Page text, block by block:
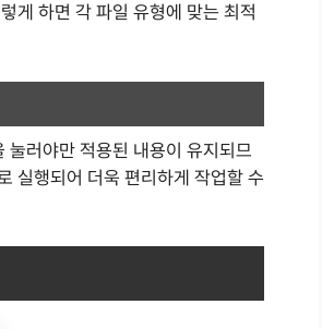
게 하면 각 파일 유형에 맞는 최적
눌러야만 적용된 내용이 유지되므
실행되어 더욱 편리하게 작업할 수